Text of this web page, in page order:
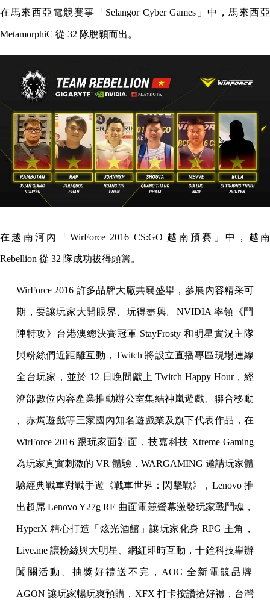
在馬來西亞電競賽事「Selangor Cyber Games」中，馬來西亞
MetamorphiC 從 32 隊脫穎而出。
在越南河內「WirForce 2016 CS:GO 越南預賽」中，越南
Rebellion 從 32 隊成功拔得頭籌。
WirForce 2016 許多品牌大廠共襄盛舉，參展內容精采可
期，要讓玩家大開 眼界、玩得盡興。NVIDIA 率領《鬥
陣特攻》台港澳總決賽冠軍 StayFrosty 和明星實況主隊
與粉絲們近距離互動，Twitch 將設立直播專區現場連線
全台玩家，並於 12 日晚間獻上 Twitch Happy Hour，經
濟部數位內容產業推動辦公室集結神嵐遊戲、聯合移動
、赤燭遊戲等三家國內知名遊戲業及旗下代表作品，在
WirForce 2016 跟玩家面對面，技嘉科技 Xtreme Gaming
為玩家真實刺激的 VR 體驗，WARGAMING 邀請玩家體
驗經典戰車對戰手遊《戰車世界：閃擊戰》，Lenovo 推
出超屌 Lenovo Y27g RE 曲面電競螢幕激發玩家戰鬥魂，
HyperX 精心打造「炫光酒館」讓玩家化身 RPG 主角，
Live.me 讓粉絲與大明星、網紅即時互動，十銓科技舉辦
闖關活動、抽獎好禮送不完，AOC 全新電競品牌
AGON 讓玩家暢玩爽預購，XFX 打卡按讚搶好禮，台灣